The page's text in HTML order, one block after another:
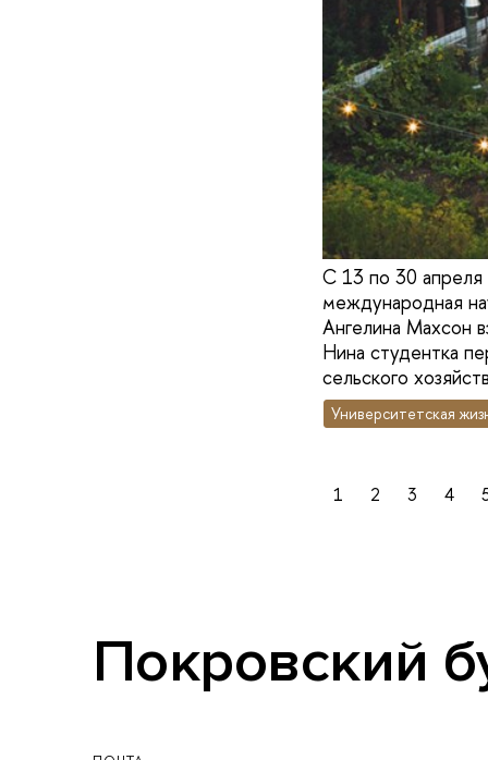
С 13 по 30
международная
Ангелина Махсон
Нина студентка
сельского
Университетская
1 2 3 4
Покровский